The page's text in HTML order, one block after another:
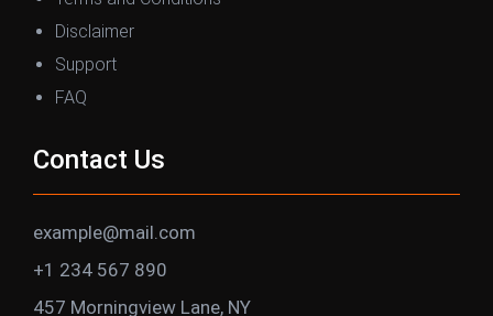
Disclaimer
Support
FAQ
Contact Us
example@mail.com
+1 234 567 890
457 Morningview Lane, NY